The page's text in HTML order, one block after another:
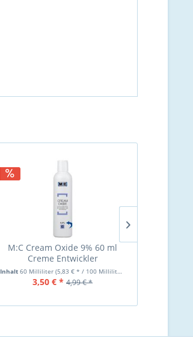
M:C Cream Oxide 9% 60 ml
Creme Entwickler
Inhalt60 Milliliter(5,83 € * / 100 Milliliter)
3,50 € * 4,99 € *